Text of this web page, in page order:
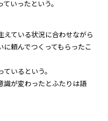
いったという。
えている状況に合わせながら
頼んでつくってもらったこ
いるという。
識が変わったとふたりは語